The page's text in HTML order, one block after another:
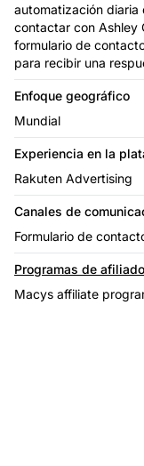
automatización diaria
contactar con Ashley
formulario de
para recibir una
Enfoque geográfico
Mundial
Experiencia en la
Rakuten Advertising
Canales de
Formulario de
Programas de
Macys affiliate